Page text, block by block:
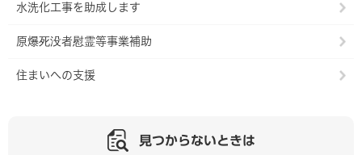
水洗化工事を助成します
原爆死没者慰霊等事業補助
住まいへの支援
見つからないときは